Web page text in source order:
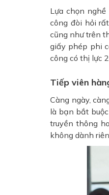
Lựa chọn
công đòi hỏi
cũng như trên
giấy phép phi
công có thị lực
Tiếp viên
Càng ngày,
là bạn bắt
truyền thông
không dành